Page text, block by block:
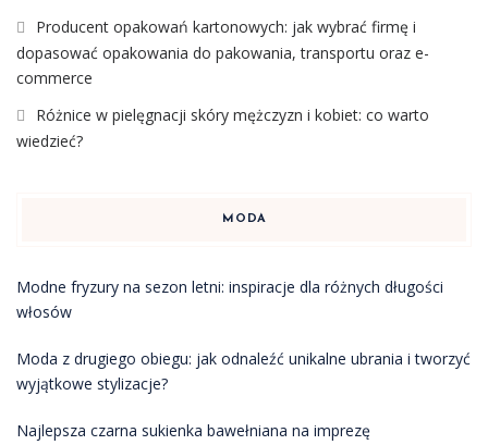
Producent opakowań kartonowych: jak wybrać firmę i
dopasować opakowania do pakowania, transportu oraz e-
commerce
Różnice w pielęgnacji skóry mężczyzn i kobiet: co warto
wiedzieć?
MODA
Modne fryzury na sezon letni: inspiracje dla różnych długości
włosów
Moda z drugiego obiegu: jak odnaleźć unikalne ubrania i tworzyć
wyjątkowe stylizacje?
Najlepsza czarna sukienka bawełniana na imprezę